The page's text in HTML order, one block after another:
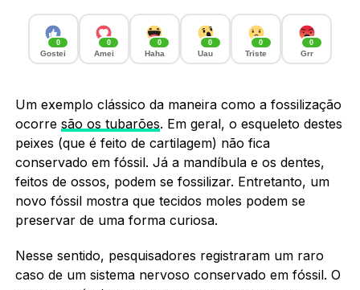
0
Gostei
0
Amei
0
Haha
0
Uau
0
Triste
0
Grr
Um exemplo clássico da maneira como a fossilização
ocorre são os tubarões. Em geral, o esqueleto destes
peixes (que é feito de cartilagem) não fica
conservado em fóssil. Já a mandíbula e os dentes,
feitos de ossos, podem se fossilizar. Entretanto, um
novo fóssil mostra que tecidos moles podem se
preservar de uma forma curiosa.
Nesse sentido, pesquisadores registraram um raro
caso de um sistema nervoso conservado em fóssil. O